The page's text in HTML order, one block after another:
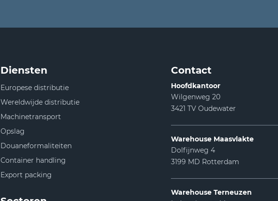
Diensten
Europese distributie
Wereldwijde distributie
Machinetransport
Opslag
Douaneformaliteiten
Container handling
Export packing
Contact
Hoofdkantoor
Wilgenweg 20
3421 TV Oudewater
Warehouse Maasvlakte
Dolfijnweg 4
3199 MD Rotterdam
Warehouse Terneuzen